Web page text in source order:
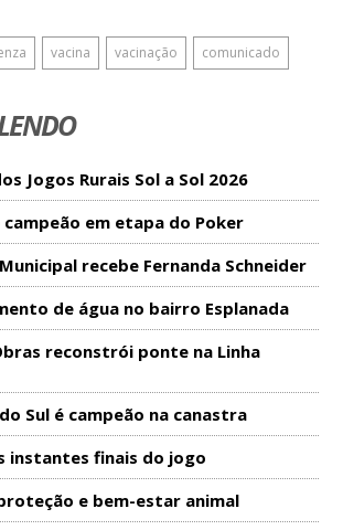
vacina vacinação comunicado
Jogos Rurais Sol a Sol 2026
campeão em etapa do Poker
recebe Fernanda Schneider
de água no bairro Esplanada
reconstrói ponte na Linha
Sul é campeão na canastra
instantes finais do jogo
e bem-estar animal